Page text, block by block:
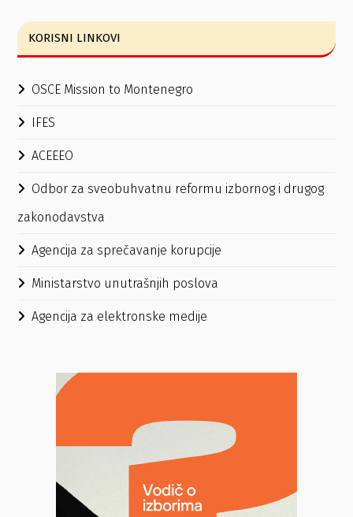
KORISNI LINKOVI
OSCE Mission to Montenegro
IFES
ACEEEO
Odbor za sveobuhvatnu reformu izbornog i drugog
zakonodavstva
Agencija za sprečavanje korupcije
Ministarstvo unutrašnjih poslova
Agencija za elektronske medije